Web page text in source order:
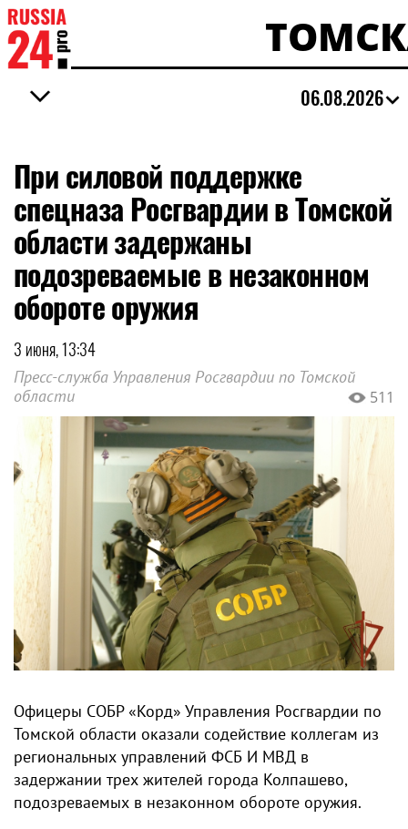
06.08.2026
При силовой поддержке
спецназа Росгвардии в Томской
области задержаны
подозреваемые в незаконном
обороте оружия
3 июня, 13:34
Пресс-служба Управления Росгвардии по Томской
области
511
Офицеры СОБР «Корд» Управления Росгвардии по
Томской области оказали содействие коллегам из
региональных управлений ФСБ И МВД в
задержании трех жителей города Колпашево,
подозреваемых в незаконном обороте оружия.